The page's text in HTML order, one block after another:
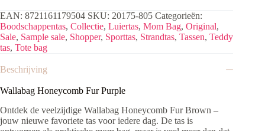
EAN: 8721161179504 SKU: 20175-805 Categorieën:
Boodschappentas, Collectie, Luiertas, Mom Bag, Original,
Sale, Sample sale, Shopper, Sporttas, Strandtas, Tassen, Teddy
tas, Tote bag
Beschrijving
Wallabag Honeycomb Fur Purple
Ontdek de veelzijdige Wallabag Honeycomb Fur Brown –
jouw nieuwe favoriete tas voor iedere dag. De tas is